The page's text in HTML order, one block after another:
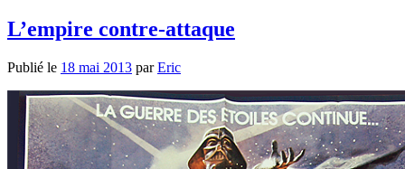
L’empire contre-attaque
Publié le 18 mai 2013 parEric